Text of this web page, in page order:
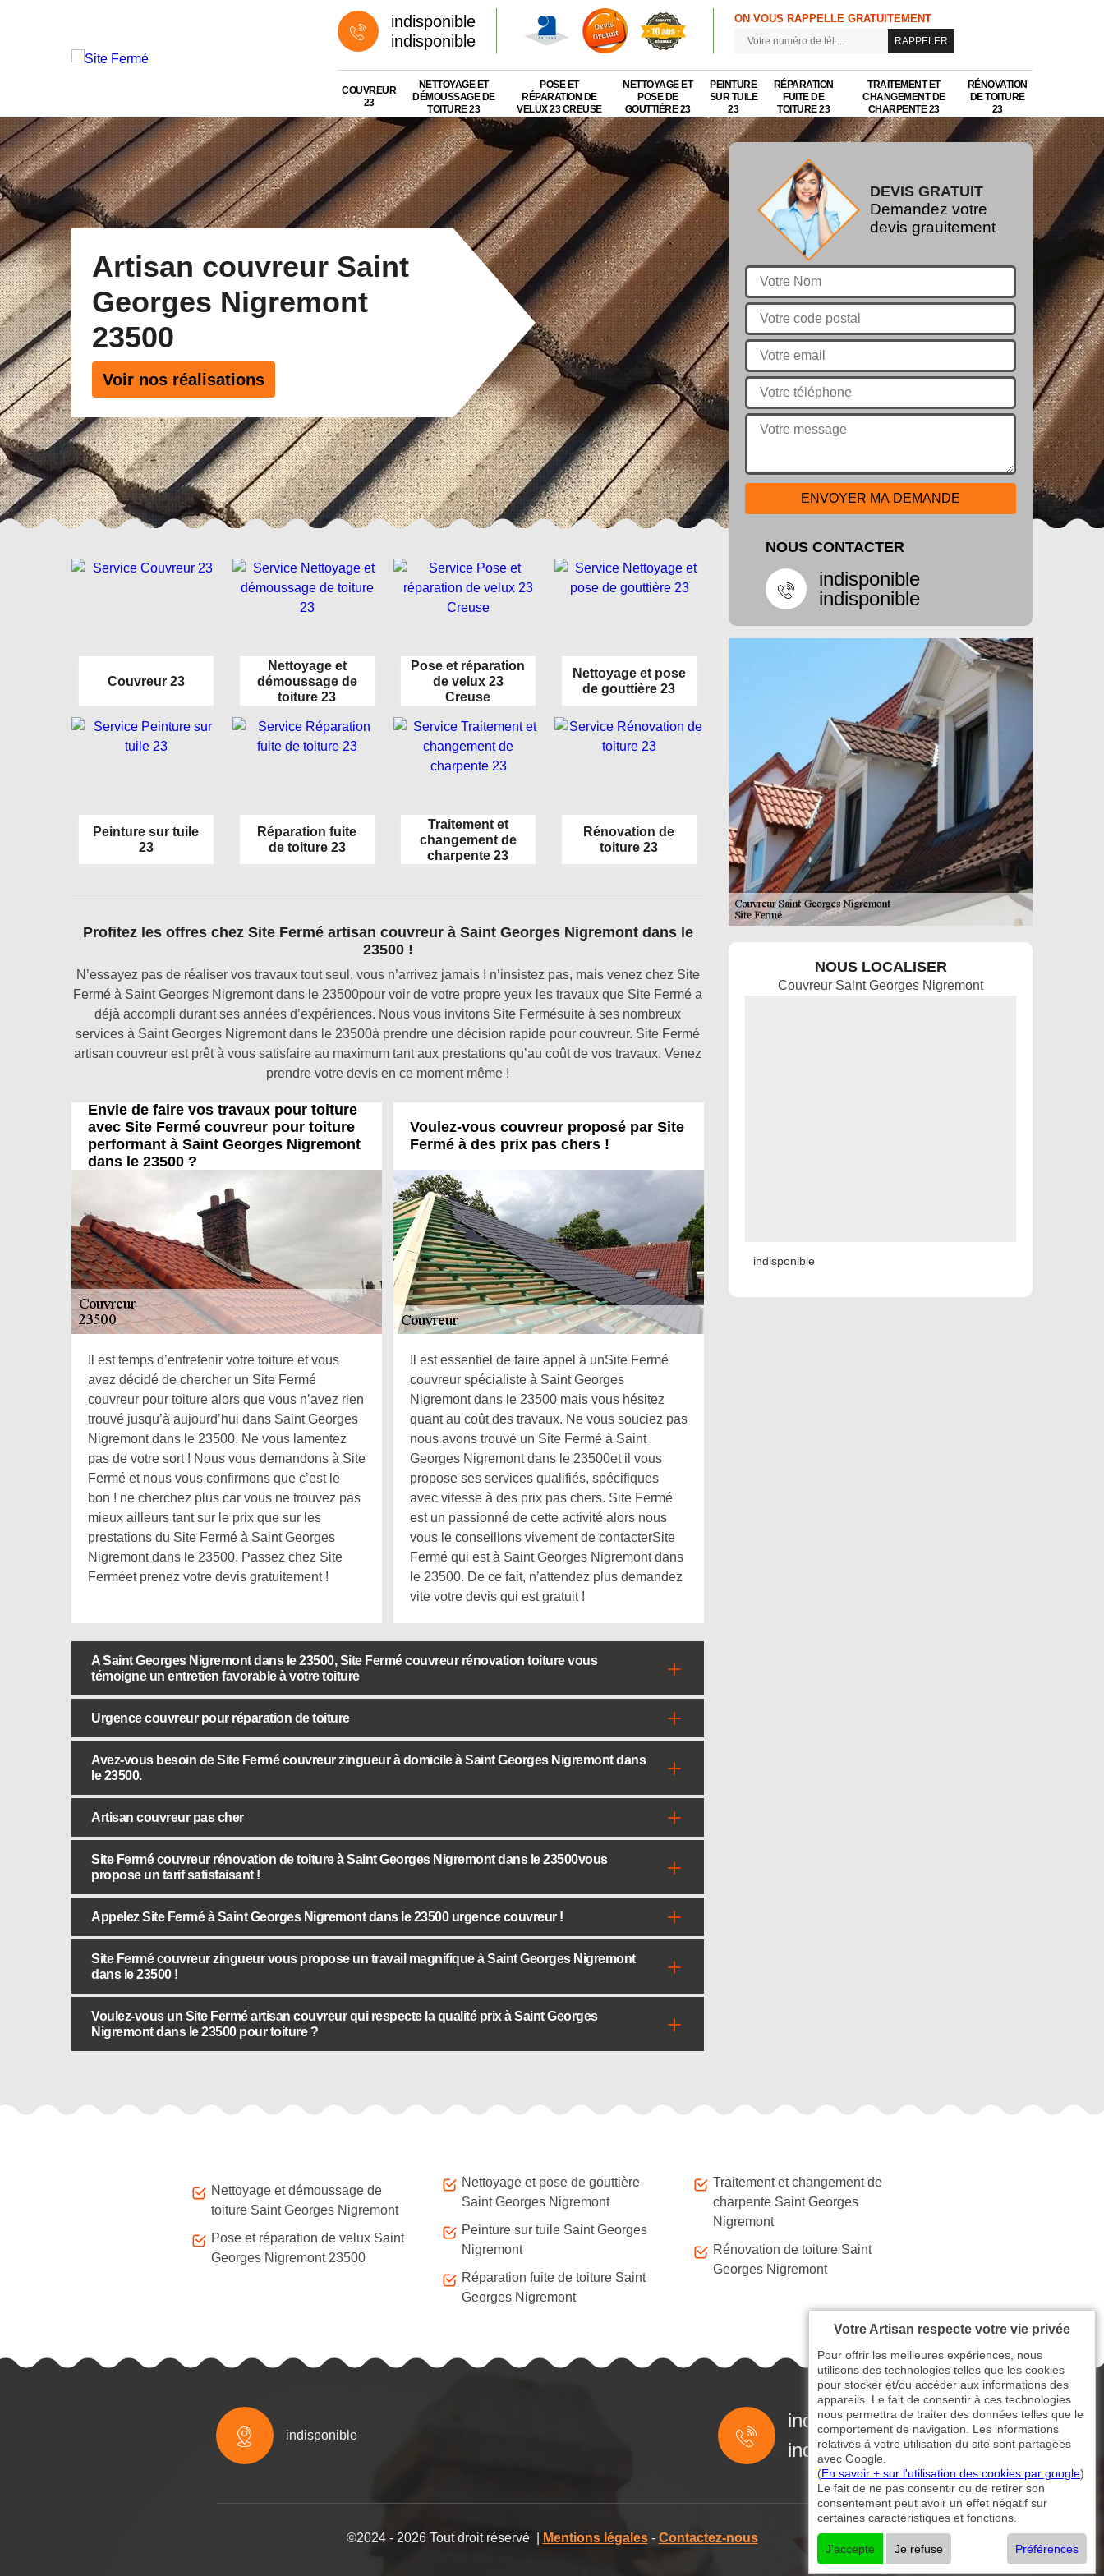
indisponible
indisponible
ON VOUS RAPPELLE GRATUITEMENT
COUVREUR
23
NETTOYAGE ET
DÉMOUSSAGE DE
TOITURE 23
POSE ET
RÉPARATION DE
VELUX 23 CREUSE
NETTOYAGE ET
POSE DE
GOUTTIÈRE 23
PEINTURE
SUR TUILE
23
RÉPARATION
FUITE DE
TOITURE 23
TRAITEMENT ET
CHANGEMENT DE
CHARPENTE 23
RÉNOVATION
DE TOITURE
23
Artisan couvreur Saint
Georges Nigremont
23500
Voir nos réalisations
Couvreur 23
Nettoyage et
démoussage de
toiture 23
Pose et réparation
de velux 23
Creuse
Nettoyage et pose
de gouttière 23
Peinture sur tuile
23
Réparation fuite
de toiture 23
Traitement et
changement de
charpente 23
Rénovation de
toiture 23
Profitez les offres chez Site Fermé artisan couvreur à Saint Georges Nigremont dans le
23500 !
N’essayez pas de réaliser vos travaux tout seul, vous n’arrivez jamais ! n’insistez pas, mais venez chez Site
Fermé à Saint Georges Nigremont dans le 23500pour voir de votre propre yeux les travaux que Site Fermé a
déjà accompli durant ses années d’expériences. Nous vous invitons Site Fermésuite à ses nombreux
services à Saint Georges Nigremont dans le 23500à prendre une décision rapide pour couvreur. Site Fermé
artisan couvreur est prêt à vous satisfaire au maximum tant aux prestations qu’au coût de vos travaux. Venez
prendre votre devis en ce moment même !
Envie de faire vos travaux pour toiture
avec Site Fermé couvreur pour toiture
performant à Saint Georges Nigremont
dans le 23500 ?
Il est temps d’entretenir votre toiture et vous
avez décidé de chercher un Site Fermé
couvreur pour toiture alors que vous n’avez rien
trouvé jusqu’à aujourd’hui dans Saint Georges
Nigremont dans le 23500. Ne vous lamentez
pas de votre sort ! Nous vous demandons à Site
Fermé et nous vous confirmons que c’est le
bon ! ne cherchez plus car vous ne trouvez pas
mieux ailleurs tant sur le prix que sur les
prestations du Site Fermé à Saint Georges
Nigremont dans le 23500. Passez chez Site
Ferméet prenez votre devis gratuitement !
Voulez-vous couvreur proposé par Site
Fermé à des prix pas chers !
Il est essentiel de faire appel à unSite Fermé
couvreur spécialiste à Saint Georges
Nigremont dans le 23500 mais vous hésitez
quant au coût des travaux. Ne vous souciez pas
nous avons trouvé un Site Fermé à Saint
Georges Nigremont dans le 23500et il vous
propose ses services qualifiés, spécifiques
avec vitesse à des prix pas chers. Site Fermé
est un passionné de cette activité alors nous
vous le conseillons vivement de contacterSite
Fermé qui est à Saint Georges Nigremont dans
le 23500. De ce fait, n’attendez plus demandez
vite votre devis qui est gratuit !
A Saint Georges Nigremont dans le 23500, Site Fermé couvreur rénovation toiture vous
témoigne un entretien favorable à votre toiture
Urgence couvreur pour réparation de toiture
Avez-vous besoin de Site Fermé couvreur zingueur à domicile à Saint Georges Nigremont dans
le 23500.
Artisan couvreur pas cher
Site Fermé couvreur rénovation de toiture à Saint Georges Nigremont dans le 23500vous
propose un tarif satisfaisant !
Appelez Site Fermé à Saint Georges Nigremont dans le 23500 urgence couvreur !
Site Fermé couvreur zingueur vous propose un travail magnifique à Saint Georges Nigremont
dans le 23500 !
Voulez-vous un Site Fermé artisan couvreur qui respecte la qualité prix à Saint Georges
Nigremont dans le 23500 pour toiture ?
DEVIS GRATUIT
Demandez votre
devis grauitement
NOUS CONTACTER
indisponible
indisponible
NOUS LOCALISER
Couvreur Saint Georges Nigremont
indisponible
Nettoyage et démoussage de
toiture Saint Georges Nigremont
Pose et réparation de velux Saint
Georges Nigremont 23500
Nettoyage et pose de gouttière
Saint Georges Nigremont
Peinture sur tuile Saint Georges
Nigremont
Réparation fuite de toiture Saint
Georges Nigremont
Traitement et changement de
charpente Saint Georges
Nigremont
Rénovation de toiture Saint
Georges Nigremont
indisponible
indisponible
indisponible
©2024 - 2026 Tout droit réservé | Mentions légales- Contactez-nous
Votre Artisan respecte votre vie privée
Pour offrir les meilleures expériences, nous
utilisons des technologies telles que les cookies
pour stocker et/ou accéder aux informations des
appareils. Le fait de consentir à ces technologies
nous permettra de traiter des données telles que le
comportement de navigation. Les informations
relatives à votre utilisation du site sont partagées
avec Google.
(En savoir + sur l'utilisation des cookies par google)
Le fait de ne pas consentir ou de retirer son
consentement peut avoir un effet négatif sur
certaines caractéristiques et fonctions.
J'accepte Je refuse Préférences